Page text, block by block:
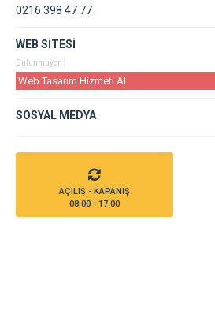
0216 398 47 77
WEB SİTESİ
Bulunmuyor
Web Tasarım Hizmeti Al
SOSYAL MEDYA
AÇILIŞ - KAPANIŞ
08:00 - 17:00